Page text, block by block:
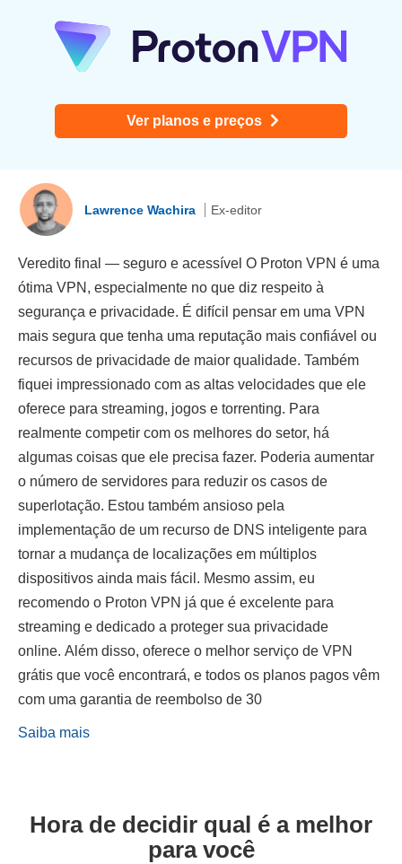
Ver planos e preços
Lawrence Wachira Ex-editor
Veredito final — seguro e acessível O Proton VPN é uma
ótima VPN, especialmente no que diz respeito à
segurança e privacidade. É difícil pensar em uma VPN
mais segura que tenha uma reputação mais confiável ou
recursos de privacidade de maior qualidade. Também
fiquei impressionado com as altas velocidades que ele
oferece para streaming, jogos e torrenting. Para
realmente competir com os melhores do setor, há
algumas coisas que ele precisa fazer. Poderia aumentar
o número de servidores para reduzir os casos de
superlotação. Estou também ansioso pela
implementação de um recurso de DNS inteligente para
tornar a mudança de localizações em múltiplos
dispositivos ainda mais fácil. Mesmo assim, eu
recomendo o Proton VPN já que é excelente para
streaming e dedicado a proteger sua privacidade
online. Além disso, oferece o melhor serviço de VPN
grátis que você encontrará, e todos os planos pagos vêm
com uma garantia de reembolso de 30
Saiba mais
Hora de decidir qual é a melhor
para você